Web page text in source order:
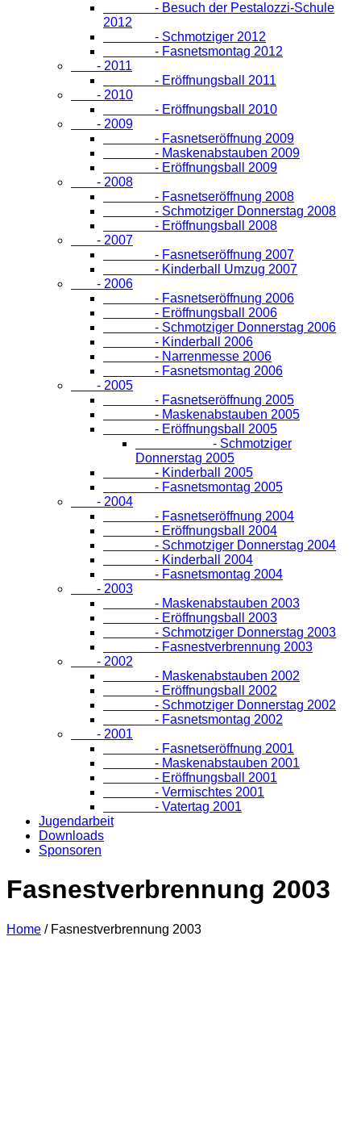
- Besuch der Pestalozzi-Schule
2012
- Schmotziger 2012
- Fasnetsmontag 2012
- 2011
- Eröffnungsball 2011
- 2010
- Eröffnungsball 2010
- 2009
- Fasnetseröffnung 2009
- Maskenabstauben 2009
- Eröffnungsball 2009
- 2008
- Fasnetseröffnung 2008
- Schmotziger Donnerstag 2008
- Eröffnungsball 2008
- 2007
- Fasnetseröffnung 2007
- Kinderball Umzug 2007
- 2006
- Fasnetseröffnung 2006
- Eröffnungsball 2006
- Schmotziger Donnerstag 2006
- Kinderball 2006
- Narrenmesse 2006
- Fasnetsmontag 2006
- 2005
- Fasnetseröffnung 2005
- Maskenabstauben 2005
- Eröffnungsball 2005
- Schmotziger
Donnerstag 2005
- Kinderball 2005
- Fasnetsmontag 2005
- 2004
- Fasnetseröffnung 2004
- Eröffnungsball 2004
- Schmotziger Donnerstag 2004
- Kinderball 2004
- Fasnetsmontag 2004
- 2003
- Maskenabstauben 2003
- Eröffnungsball 2003
- Schmotziger Donnerstag 2003
- Fasnestverbrennung 2003
- 2002
- Maskenabstauben 2002
- Eröffnungsball 2002
- Schmotziger Donnerstag 2002
- Fasnetsmontag 2002
- 2001
- Fasnetseröffnung 2001
- Maskenabstauben 2001
- Eröffnungsball 2001
- Vermischtes 2001
- Vatertag 2001
Jugendarbeit
Downloads
Sponsoren
Fasnestverbrennung 2003
Home / Fasnestverbrennung 2003